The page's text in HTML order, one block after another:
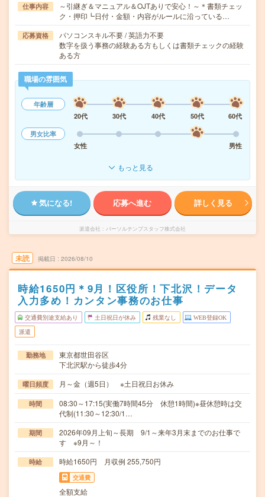
仕事内容
～引継ぎ＆マニュアル＆OJTありで安心！～＊書類チェッ
ク・押印┗日付・金額・内容がルールに沿っている…
応募資格
パソコンスキル不要 / 英語力不要
数字を扱う事務の経験ある方もしくは書類チェックの経験
ある方
職場の雰囲気
年齢層
20代
30代 40代 50代
60代
男女比率
女性
男性
もっと見る
気になる! 応募へ進む 詳しく見る
派遣会社 パーソルテンプスタッフ株式会社
未読 掲載日 2026/08/10
時給1650円＊9月！区役所！下北沢！データ
入力多め！カンタン事務のお仕事
交通費別途支給あり 土日祝日が休み 残業なし WEB登録OK
派遣
勤務地
東京都世田谷区
下北沢駅から徒歩4分
曜日頻度 月～金（週5日） ※土日祝日お休み
時間
08:30～17:15(実働7時間45分 休憩1時間)※昼休憩時は交
代制(11:30～12:30/1…
期間
2026年09月上旬～長期 9/1～来年3月末までのお仕事で
す ※9月～！
時給 時給1650円 月収例 255,750円
交通費
全額支給